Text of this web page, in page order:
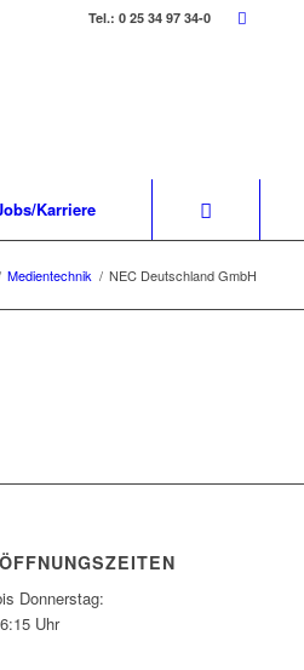
Tel.: 0 25 34 97 34-0
Karriere
Medientechnik / NEC Deutschland GmbH
Donnerstag:
Uhr